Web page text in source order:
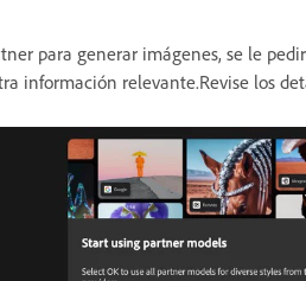
para generar imágenes, se le
información relevante.Revise los